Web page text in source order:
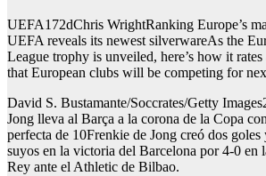
UEFA172dChris WrightRanking Europe’s
UEFA reveals its newest silverwareAs the
League trophy is unveiled, here’s how it
that European clubs will be competing for
David S. Bustamante/Soccrates/Getty
Jong lleva al Barça a la corona de la Copa
perfecta de 10Frenkie de Jong creó dos
suyos en la victoria del Barcelona por 4-0 en
Rey ante el Athletic de Bilbao.